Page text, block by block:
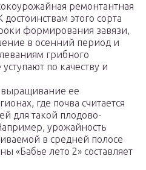
ремонтантная
этого сорта
формирования завязи,
в осенний период и
грибного
по качеству и
ее
где почва считается
для такой плодово-
урожайность
в средней полосе
«Бабье лето 2» составляет